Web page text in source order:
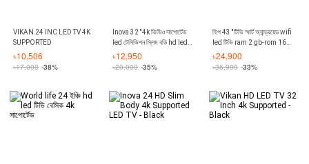
VIKAN 24 INC LED TV 4K
SUPPORTED
৳10,506
৳17,000 -38%
Inova 32 ''4k ভিডিও সাপোর্টেড
led টেলিভিশন স্লিম বডি hd led
টিভি
৳12,950
৳20,000 -35%
হিপ 43 ''টিভি স্মার্ট অ্যান্ড্রয়েড wifi
led টিভি ram 2 gb-rom 16
gb 4k সাপোর্টেড
৳24,900
৳36,900 -33%